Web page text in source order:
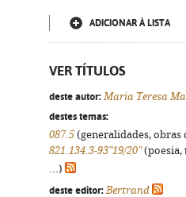
ADICIONAR À LISTA
VER TÍTULOS
deste autor: Maria Teresa
destes temas:
087.5 (generalidades,
821.134.3-93"19/20"(poesia,
...)
deste editor: Bertrand